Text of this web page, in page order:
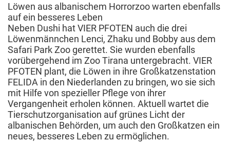
Löwen aus albanischem Horrorzoo warten ebenfalls
auf ein besseres Leben
Neben Dushi hat VIER PFOTEN auch die drei
Löwenmännchen Lenci, Zhaku und Bobby aus dem
Safari Park Zoo gerettet. Sie wurden ebenfalls
vorübergehend im Zoo Tirana untergebracht. VIER
PFOTEN plant, die Löwen in ihre Großkatzenstation
FELIDA in den Niederlanden zu bringen, wo sie sich
mit Hilfe von spezieller Pflege von ihrer
Vergangenheit erholen können. Aktuell wartet die
Tierschutzorganisation auf grünes Licht der
albanischen Behörden, um auch den Großkatzen ein
neues, besseres Leben zu ermöglichen.